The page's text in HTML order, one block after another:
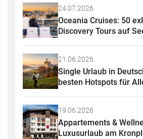
24.07.2026
Oceania Cruises: 50
Discovery Tours auf
21.06.2026
Single Urlaub in
besten Hotspots für
19.06.2026
Appartements &
Luxusurlaub am